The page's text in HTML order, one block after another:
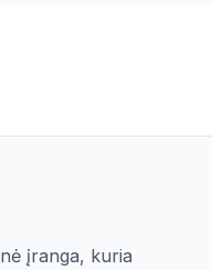
įranga, kuria